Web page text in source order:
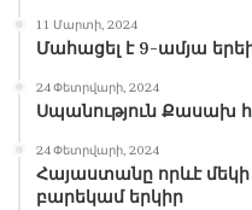
11 Մարտի, 2024
Մահացել է 9-ամյա
24 Փետրվարի, 2024
Սպանություն Քասախ
24 Փետրվարի, 2024
Հայաստանը որևէ մեկի
բարեկամ երկիր